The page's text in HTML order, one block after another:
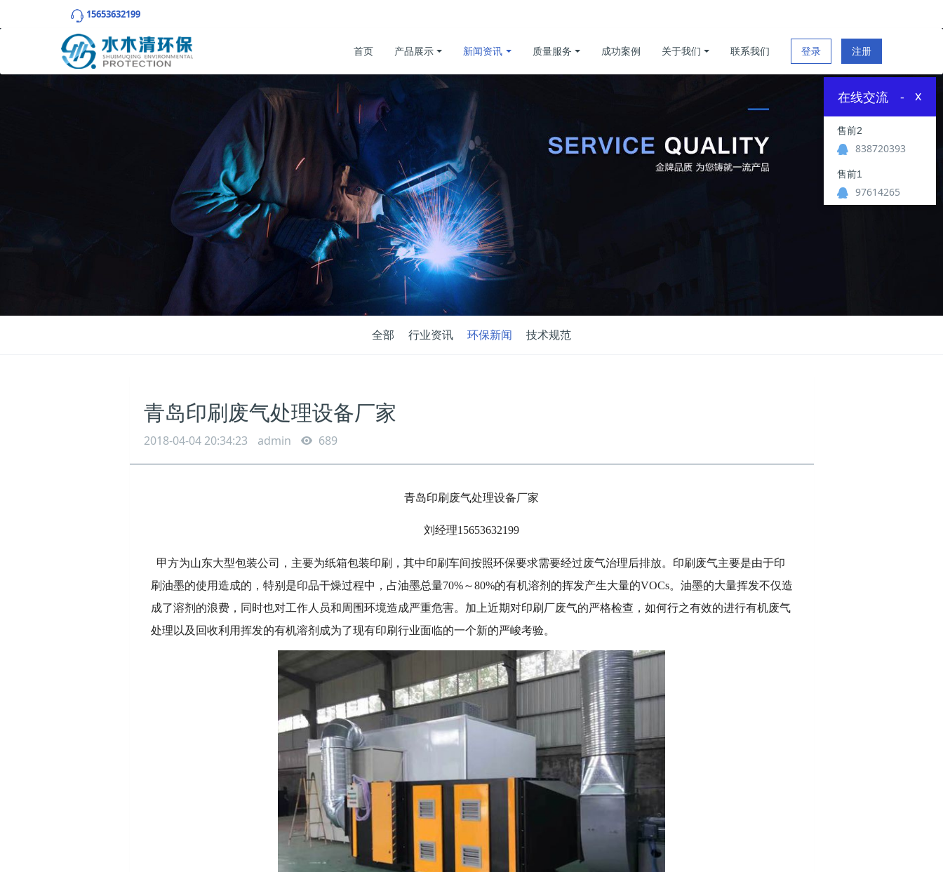
15653632199
登录 注册
首页 产品展示 新闻资讯 质量服务 成功案例 关于我们 联系我们
全部 行业资讯 环保新闻 技术规范
青岛印刷废气处理设备厂家
2018-04-04 20:34:23 admin 689
青岛印刷废气处理设备厂家
刘经理15653632199
甲方为山东大型包装公司，主要为纸箱包装印刷，其中印刷车间按照环保要求需要经过废气治理后排放。印刷废气主要是由于印
刷油墨的使用造成的，特别是印品干燥过程中，占油墨总量70%～80%的有机溶剂的挥发产生大量的VOCs。油墨的大量挥发不仅造
成了溶剂的浪费，同时也对工作人员和周围环境造成严重危害。加上近期对印刷厂废气的严格检查，如何行之有效的进行有机废气
处理以及回收利用挥发的有机溶剂成为了现有印刷行业面临的一个新的严峻考验。
在线交流 x
-
售前2
838720393
售前1
97614265